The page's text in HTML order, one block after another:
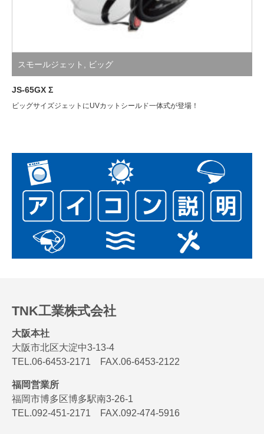
スモールジェット , ビッグ
JS-65GX Σ
ビッグサイズジェットにUVカットシールド一体式が登場！
TNK工業株式会社
大阪本社
大阪市北区大淀中3-13-4
TEL.06-6453-2171 FAX.06-6453-2122
福岡営業所
福岡市博多区博多駅南3-26-1
TEL.092-451-2171 FAX.092-474-5916